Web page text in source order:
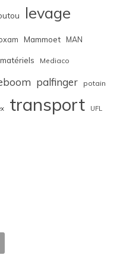
levage
Mammoet MAN
matériels Mediaco
palfinger potain
transport UFL